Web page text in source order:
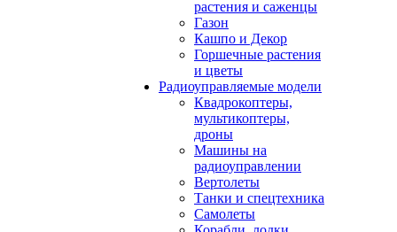
растения и саженцы
Газон
Кашпо и Декор
Горшечные растения
и цветы
Радиоуправляемые модели
Квадрокоптеры,
мультикоптеры,
дроны
Машины на
радиоуправлении
Вертолеты
Танки и спецтехника
Самолеты